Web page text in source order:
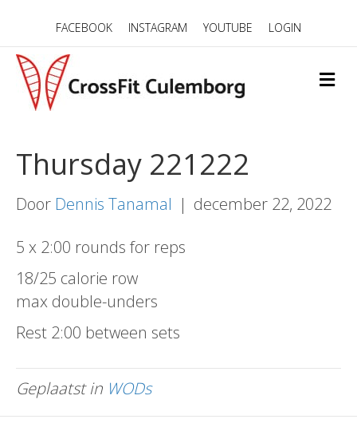
FACEBOOK INSTAGRAM YOUTUBE LOGIN
M
E
Thursday 221222
Door Dennis Tanamal | december 22, 2022
5 x 2:00 rounds for reps
18/25 calorie row
max double-unders
Rest 2:00 between sets
Geplaatst in WODs